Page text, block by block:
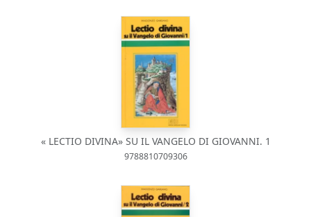
« LECTIO DIVINA» SU IL VANGELO DI GIOVANNI. 1
9788810709306